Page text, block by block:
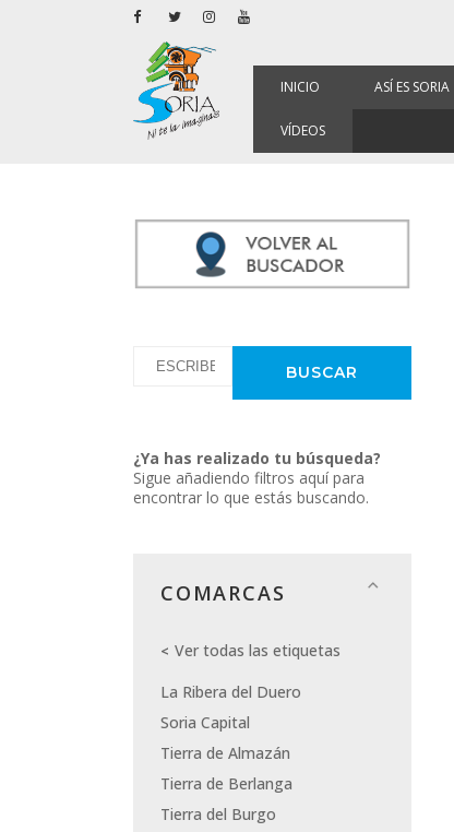
INICIO ASÍ ES SORIA
VÍDEOS
¿Ya has realizado tu búsqueda?
Sigue añadiendo filtros aquí para
encontrar lo que estás buscando.
COMARCAS
Ver todas las etiquetas
La Ribera del Duero
Soria Capital
Tierra de Almazán
Tierra de Berlanga
Tierra del Burgo